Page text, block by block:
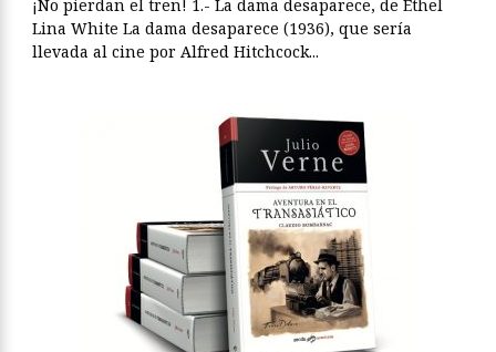
¡No pierdan el tren! 1.- La dama desaparece, de Ethel
Lina White La dama desaparece (1936), que sería
llevada al cine por Alfred Hitchcock...